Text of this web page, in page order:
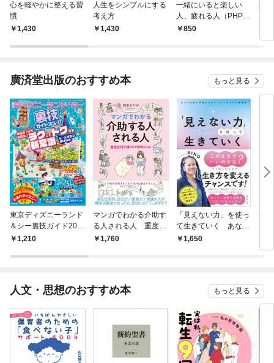
心を軽やかに整える習
慣
1,430
人生をシンプルにする
考え方
1,430
一緒にいると楽しい
人、疲れる人（PHP文
庫）850
好
廣済堂出版のおすすめ本 もっと見る
東京ディズニーランド
＆シー裏技ガイド202
6-271,210
マンガでわかる介助す
る人される人 重度訪
問介護の24時間365日
1,760
「見えない力」を使っ
て生きていく あなた
の魂を目覚めさせるス
1,650
不
人文・思想のおすすめ本 もっと見る